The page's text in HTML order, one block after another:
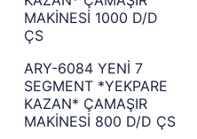
MAKİNESİ 1000 D/D
ÇS
ARY-6084 YENİ 7
SEGMENT *YEKPARE
KAZAN* ÇAMAŞIR
MAKİNESİ 800 D/D ÇS